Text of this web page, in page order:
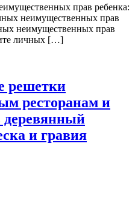
прав ребенка:
неимущественных прав
неимущественных прав
личных […]
решетки
ресторанам и
деревянный
и гравия